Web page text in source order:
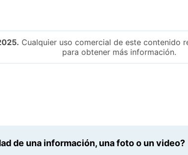
Cualquier uso comercial de este contenido
para obtener más información.
de una información, una foto o un video?